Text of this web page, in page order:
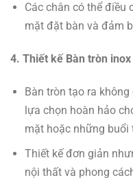
Các chân có thể điều
mặt đặt bàn và đảm
4. Thiết kế Bàn tròn
Bàn tròn tạo ra
lựa chọn hoàn hảo
mặt hoặc những buổi
Thiết kế đơn giản
nội thất và phong